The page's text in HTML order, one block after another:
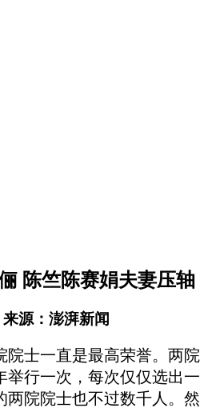
陈竺陈赛娟夫妻压轴
来源：澎湃新闻
院士一直是最高荣誉。两院
举行一次，每次仅仅选出一
两院院士也不过数千人。然